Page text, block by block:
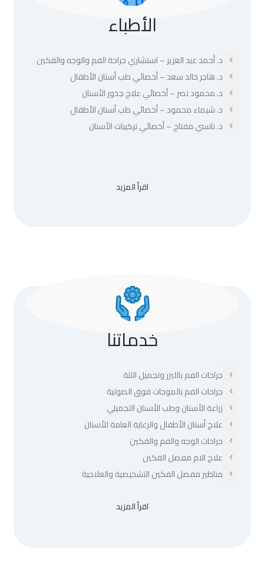
الأطباء
د. أحمد عبد العزيز – استشاري جراحة الفم والوجه والفكين
د. هاجر خالد سعد – أخصائي طب أسنان الأطفال
د. محمود نصر – أخصائي علاج جذور الأسنان
د. شيماء محمود – أخصائي طب أسنان الأطفال
د. نانسي مفتاح – أخصائي تركيبات الأسنان
اقرأ المزيد
خدماتنا
جراحات الفم بالليزر وتجميل اللثة
جراحات الفم بالموجات فوق الصوتية
زراعة الأسنان وطب الأسنان التجميلي
علاج أسنان الأطفال والرعاية العامة للأسنان
جراحات الوجه والفم والفكين
علاج الام مفصل الفكين
مناظير مفصل الفكين التشخيصية والعلاجية
اقرأ المزيد